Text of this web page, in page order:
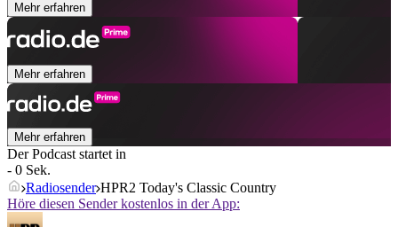
Mehr erfahren
Mehr erfahren
Mehr erfahren
Der Podcast startet in
- 0 Sek.
Radiosender HPR2 Today's Classic Country
Höre diesen Sender kostenlos in der App: